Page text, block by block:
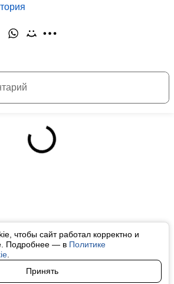
чтобы сайт работал корректно и
Подробнее — в Политике
Принять